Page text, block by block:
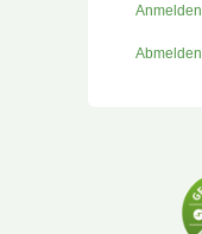
Anmelden
Abmelden